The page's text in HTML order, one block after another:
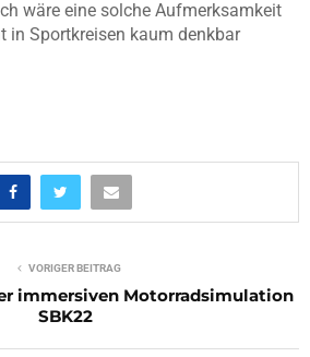
wäre eine solche Aufmerksamkeit
in Sportkreisen kaum denkbar
VORIGER BEITRAG
immersiven Motorradsimulation
SBK22